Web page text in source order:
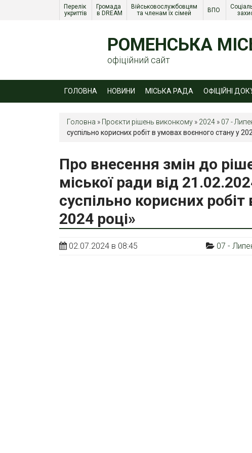
Перелік
укриттів
Громада
в DREAM
Військовослужбовцям
та членам їх сімей
ВПО
РОМЕНСЬКА
офіційний сайт
ГОЛОВНА НОВИНИ МІСЬКА РАДА ОФІЦІЙНІ
Головна » Проєкти рішень виконкому » 2024 » 07 -
суспільно корисних робіт в умовах воєнного стану у
Про внесення змін до
міської ради від
суспільно корисних
2024 році»
02.07.2024 в 08:45 07 -